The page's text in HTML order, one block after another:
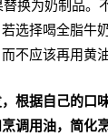
换为奶制品。
选择喝全脂牛
不应该再用黄油
根据自己的口
调用油，简化